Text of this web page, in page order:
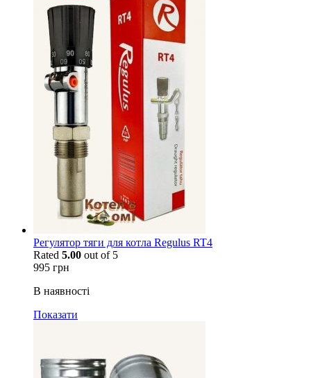
Регулятор тяги для котла Regulus RT4
Rated 5.00 out of 5
995 грн
В наявності
Показати